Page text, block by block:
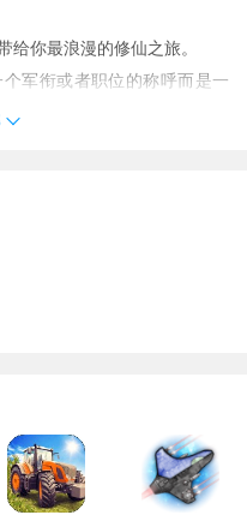
你最浪漫的修仙之旅。
军衔或者职位的称呼而是一
战斗中英勇表现的战士人们
你的幸运一轮的斗争都是你
以及经典十足的全面游戏玩
竟玩了近年端游的老玩家！
日晚上:分:分系统会弹出提示
挂机分钟会获得海量经验奖